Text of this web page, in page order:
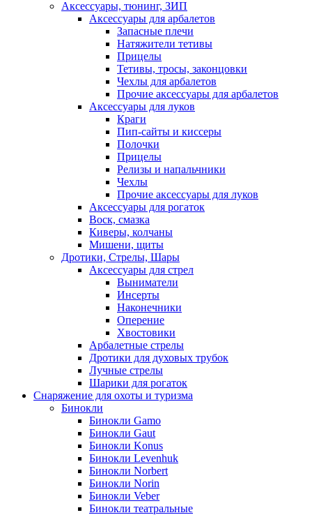
Аксессуары, тюнинг, ЗИП
Аксессуары для арбалетов
Запасные плечи
Натяжители тетивы
Прицелы
Тетивы, тросы, законцовки
Чехлы для арбалетов
Прочие аксессуары для арбалетов
Аксессуары для луков
Краги
Пип-сайты и киссеры
Полочки
Прицелы
Релизы и напальчники
Чехлы
Прочие аксессуары для луков
Аксессуары для рогаток
Воск, смазка
Киверы, колчаны
Мишени, щиты
Дротики, Стрелы, Шары
Аксессуары для стрел
Выниматели
Инсерты
Наконечники
Оперение
Хвостовики
Арбалетные стрелы
Дротики для духовых трубок
Лучные стрелы
Шарики для рогаток
Снаряжение для охоты и туризма
Бинокли
Бинокли Gamo
Бинокли Gaut
Бинокли Konus
Бинокли Levenhuk
Бинокли Norbert
Бинокли Norin
Бинокли Veber
Бинокли театральные